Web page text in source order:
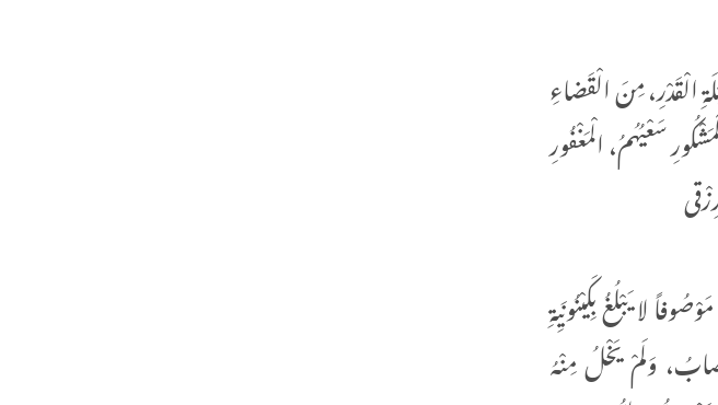
الْقَدْرِ، مِنَ الْقَضاءِ
سَعْيُهُمُ، الْمَغْفُورِ
لا يَبْلُغُ بِكَيْنُونَيِةِ
وَلَمْ يَخْلُ مِنْهُ